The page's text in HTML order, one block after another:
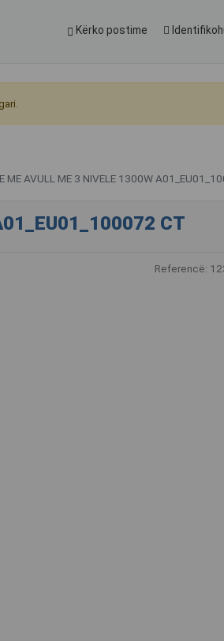
Kërko postime
ME AVULL ME 3 NIVELE 1300W
CT
Referencë: